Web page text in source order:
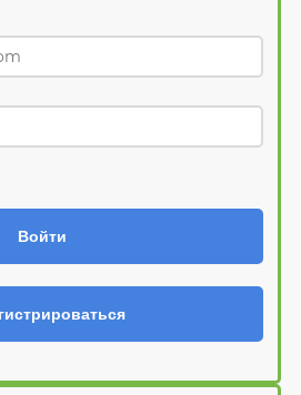
Войти